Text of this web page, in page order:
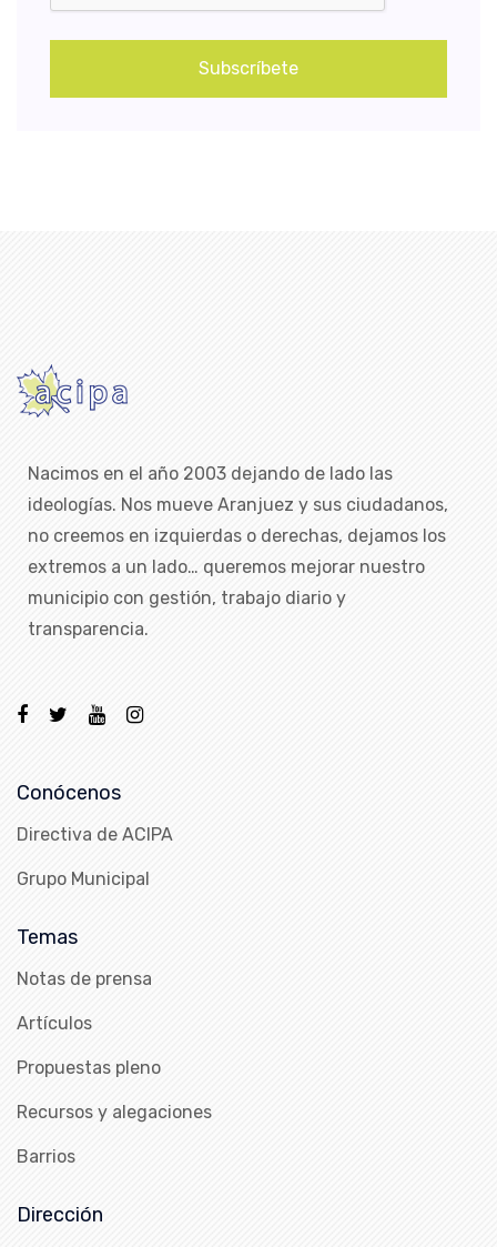
Subscríbete
Nacimos en el año 2003 dejando de lado las
ideologías. Nos mueve Aranjuez y sus ciudadanos,
no creemos en izquierdas o derechas, dejamos los
extremos a un lado… queremos mejorar nuestro
municipio con gestión, trabajo diario y
transparencia.
Conócenos
Directiva de ACIPA
Grupo Municipal
Temas
Notas de prensa
Artículos
Propuestas pleno
Recursos y alegaciones
Barrios
Dirección